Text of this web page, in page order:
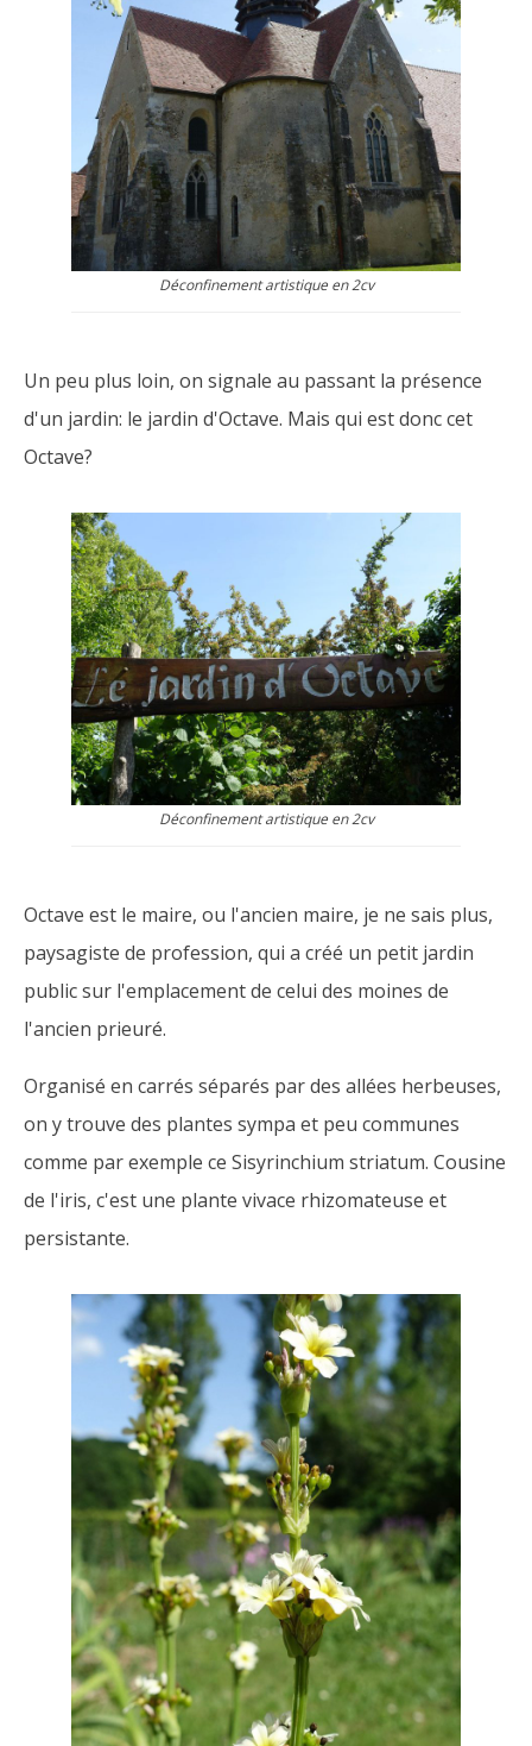
Déconfinement artistique en 2cv
Un peu plus loin, on signale au passant la présence
d'un jardin: le jardin d'Octave. Mais qui est donc cet
Octave?
Déconfinement artistique en 2cv
Octave est le maire, ou l'ancien maire, je ne sais plus,
paysagiste de profession, qui a créé un petit jardin
public sur l'emplacement de celui des moines de
l'ancien prieuré.
Organisé en carrés séparés par des allées herbeuses,
on y trouve des plantes sympa et peu communes
comme par exemple ce Sisyrinchium striatum. Cousine
de l'iris, c'est une plante vivace rhizomateuse et
persistante.